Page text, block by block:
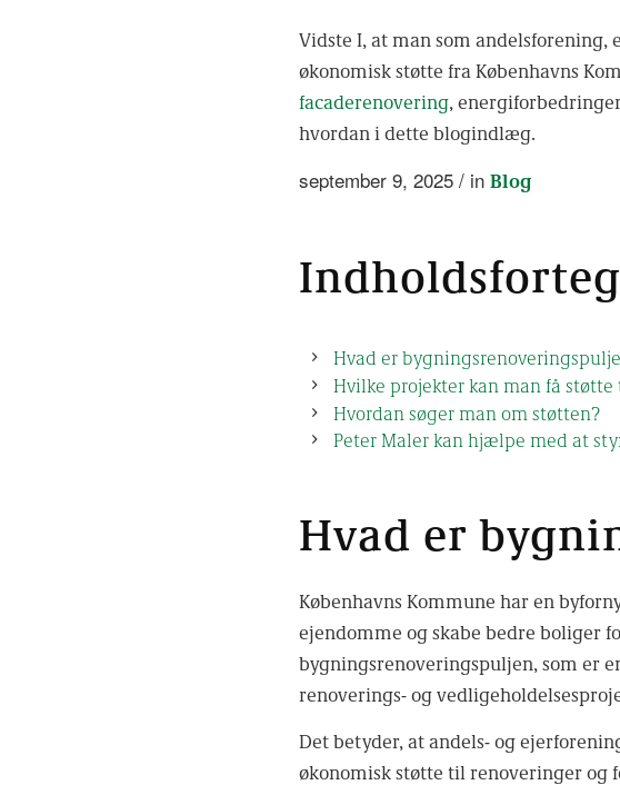
Vidste I, at man som
økonomisk støtte fra Københavns
facaderenovering,
hvordan i dette blogindlæg.
september 9, 2025 / in Blog
Hvad er
Hvilke projekter kan man få støtte
Hvordan søger man om støtten?
Peter Maler kan hjælpe med at
Hvad er
Københavns Kommune har en
ejendomme og skabe bedre boliger
bygningsrenoveringspuljen, som er
renoverings- og
Det betyder, at andels- og
økonomisk støtte til renoveringer og